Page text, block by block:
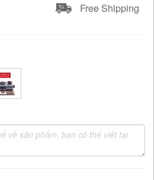
Free Shipping